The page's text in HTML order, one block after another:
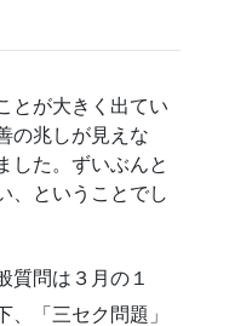
とが大きく出てい
の兆しが見えな
した。ずいぶんと
、ということでし
問は３月の１
「三セク問題」